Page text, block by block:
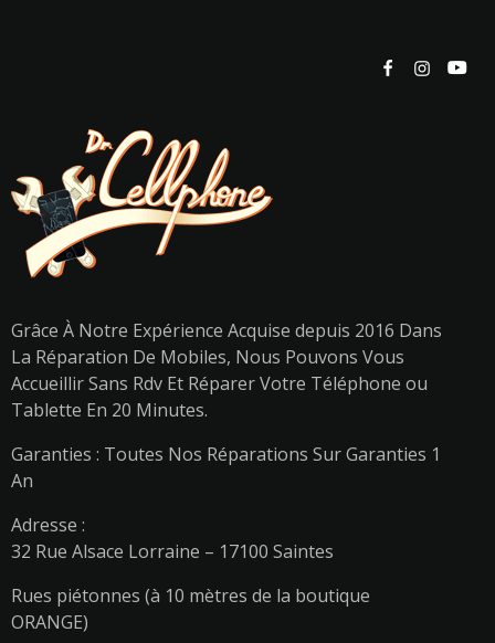
Grâce À Notre Expérience Acquise depuis 2016 Dans
La Réparation De Mobiles, Nous Pouvons Vous
Accueillir Sans Rdv Et Réparer Votre Téléphone ou
Tablette En 20 Minutes.
Garanties : Toutes Nos Réparations Sur Garanties 1
An
Adresse :
32 Rue Alsace Lorraine – 17100 Saintes
Rues piétonnes (à 10 mètres de la boutique
ORANGE)